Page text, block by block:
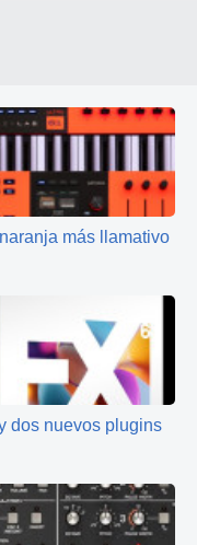
más llamativo
dos nuevos plugins